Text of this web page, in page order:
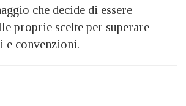
che decide di essere
proprie scelte per superare
e convenzioni.